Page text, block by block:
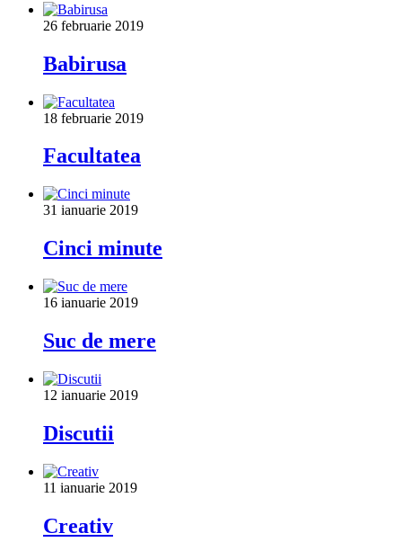
26 februarie 2019
Babirusa
18 februarie 2019
Facultatea
31 ianuarie 2019
Cinci minute
16 ianuarie 2019
Suc de mere
12 ianuarie 2019
Discutii
11 ianuarie 2019
Creativ